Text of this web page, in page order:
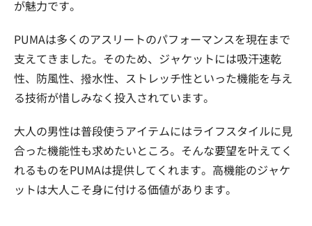
が魅力です。
PUMAは多くのアスリートのパフォーマンスを現在まで
支えてきました。そのため、ジャケットには吸汗速乾
性、防風性、撥水性、ストレッチ性といった機能を与え
る技術が惜しみなく投入されています。
大人の男性は普段使うアイテムにはライフスタイルに見
合った機能性も求めたいところ。そんな要望を叶えてく
れるものをPUMAは提供してくれます。高機能のジャケ
ットは大人こそ身に付ける価値があります。